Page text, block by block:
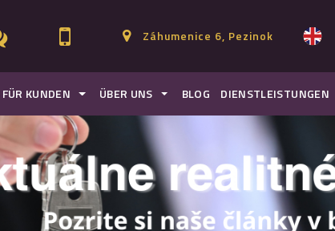
Záhumenice 6, Pezinok
KUNDEN ÜBER UNS BLOG DIENSTLEISTUNGEN